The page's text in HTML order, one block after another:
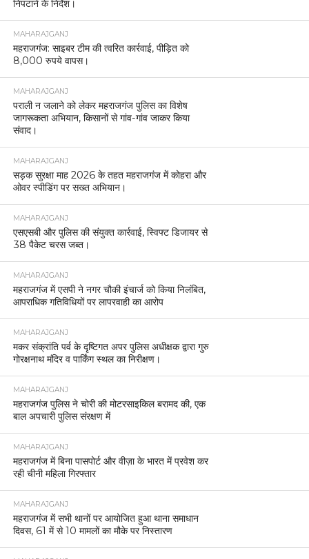
निपटाने के निर्देश।
MAHARAJGANJ
महराजगंज: साइबर टीम की त्वरित कार्रवाई, पीड़ित को
8,000 रुपये वापस।
MAHARAJGANJ
पराली न जलाने को लेकर महराजगंज पुलिस का विशेष
जागरूकता अभियान, किसानों से गांव-गांव जाकर किया
संवाद।
MAHARAJGANJ
सड़क सुरक्षा माह 2026 के तहत महराजगंज में कोहरा और
ओवर स्पीडिंग पर सख्त अभियान।
MAHARAJGANJ
एसएसबी और पुलिस की संयुक्त कार्रवाई, स्विफ्ट डिजायर से
38 पैकेट चरस जब्त।
MAHARAJGANJ
महराजगंज में एसपी ने नगर चौकी इंचार्ज को किया निलंबित,
आपराधिक गतिविधियों पर लापरवाही का आरोप
MAHARAJGANJ
मकर संक्रांति पर्व के दृष्टिगत अपर पुलिस अधीक्षक द्वारा गुरु
गोरक्षनाथ मंदिर व पार्किंग स्थल का निरीक्षण।
MAHARAJGANJ
महराजगंज पुलिस ने चोरी की मोटरसाइकिल बरामद की, एक
बाल अपचारी पुलिस संरक्षण में
MAHARAJGANJ
महराजगंज में बिना पासपोर्ट और वीज़ा के भारत में प्रवेश कर
रही चीनी महिला गिरफ्तार
MAHARAJGANJ
महराजगंज में सभी थानों पर आयोजित हुआ थाना समाधान
दिवस, 61 में से 10 मामलों का मौके पर निस्तारण